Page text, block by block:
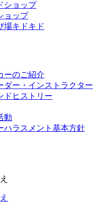
ショップ
ョップ
場キドキド
ーのご紹介
ダー・インストラクター
ドヒストリー
動
ハラスメント基本方針